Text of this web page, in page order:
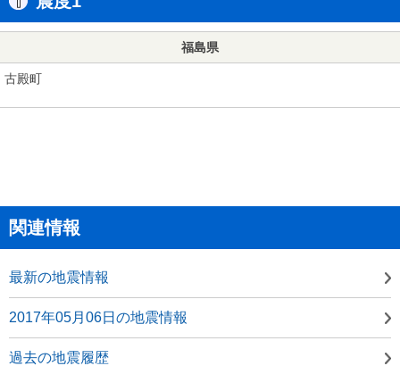
福島県
古殿町
関連情報
最新の地震情報
2017年05月06日の地震情報
過去の地震履歴